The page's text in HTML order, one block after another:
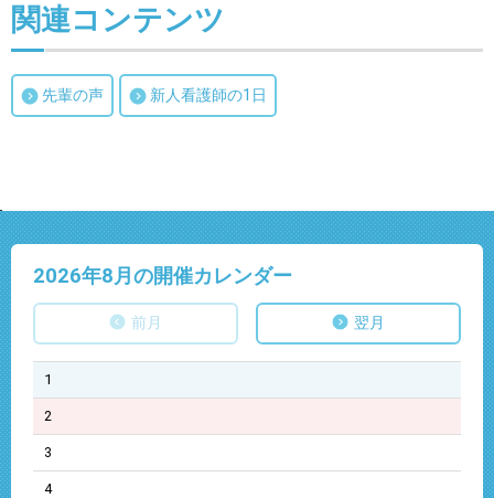
関連コンテンツ
先輩の声 新人看護師の1日
2026年8月の開催カレンダー
前月 翌月
1
2
3
4